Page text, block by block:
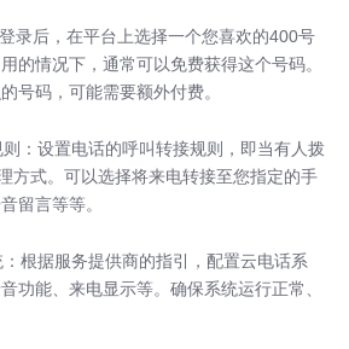
登录后，在平台上选择一个您喜欢的400号
的情况下，通常可以免费获得这个号码。
号码，可能需要额外付费。
：设置电话的呼叫转接规则，即当有人拨
方式。可以选择将来电转接至您指定的手
留言等等。
根据服务提供商的指引，配置云电话系
功能、来电显示等。确保系统运行正常、